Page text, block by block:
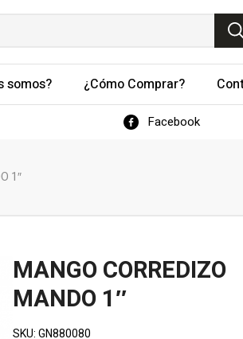
somos? ¿Cómo Comprar?
Facebook
1″
MANGO CORREDIZO
MANDO 1″
SKU:GN880080